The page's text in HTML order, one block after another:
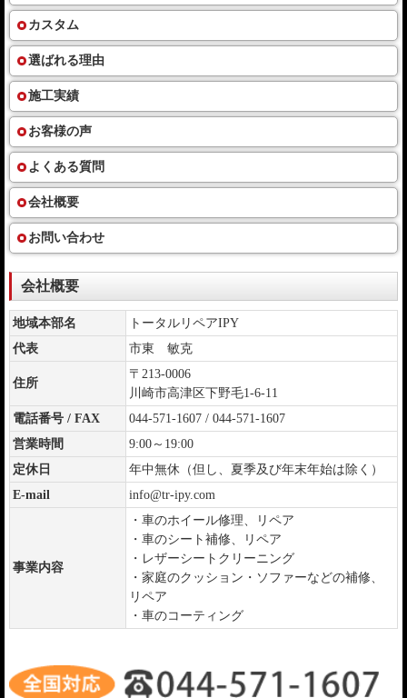
カスタム
選ばれる理由
施工実績
お客様の声
よくある質問
会社概要
お問い合わせ
会社概要
地域本部名
トータルリペアIPY
代表
市東 敏克
住所
〒213-0006
川崎市高津区下野毛1-6-11
電話番号 / FAX
044-571-1607 / 044-571-1607
営業時間
9:00～19:00
定休日
年中無休（但し、夏季及び年末年始は除く）
E-mail
info@tr-ipy.com
事業内容
・車のホイール修理、リペア
・車のシート補修、リペア
・レザーシートクリーニング
・家庭のクッション・ソファーなどの補修、
リペア
・車のコーティング